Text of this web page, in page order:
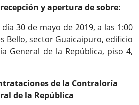
y apertura de sobre:
día 30 de mayo de 2019, a las 1:00
Bello, sector Guaicaipuro, edificio
General de la República, piso 4,
de la Contraloría
de la República